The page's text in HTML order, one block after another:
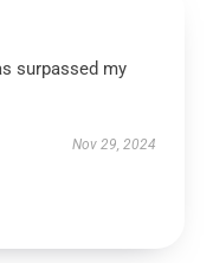
surpassed my
Nov 29, 2024